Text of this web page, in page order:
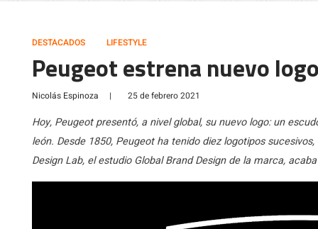
DESTACADOS LIFESTYLE
Peugeot estrena nuevo
Nicolás Espinoza | 25 de febrero 2021
Hoy, Peugeot presentó, a nivel global, su nuevo logo: un
león. Desde 1850, Peugeot ha tenido diez logotipos
Design Lab, el estudio Global Brand Design de la marca,